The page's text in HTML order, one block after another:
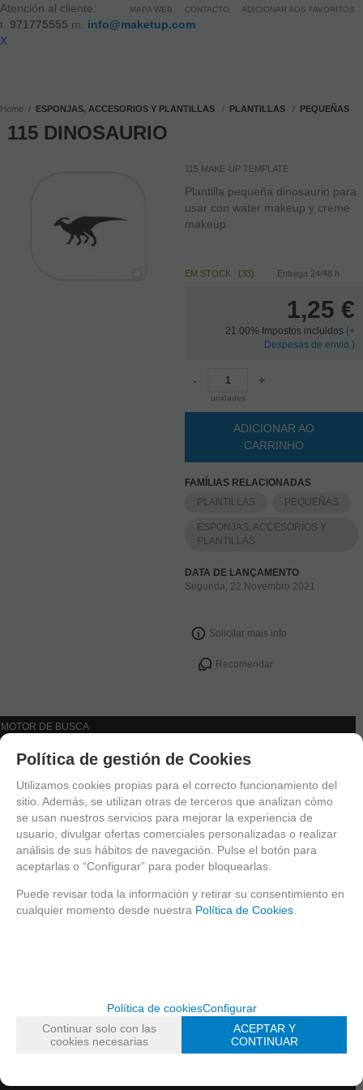
Atención al cliente:
t. 971775555 m.
info@maketup.com
X
MAPA WEB CONTACTO ADICIONAR AOS FAVORITOS
Home ESPONJAS, ACCESORIOS Y PLANTILLAS PLANTILLAS PEQUEÑAS
115 DINOSAURIO
115 MAKE-UP TEMPLATE
Plantilla pequeña dinosaurio para
usar con water makeup y creme
makeup.
EM STOCK (33) Entrega 24/48 h
1,25 €
21.00% Impostos incluidos (+
Despesas de envio )
-
unidades
+
ADICIONAR AO
CARRINHO
FAMÍLIAS RELACIONADAS
PLANTILLAS
PEQUEÑAS
ESPONJAS, ACCESORIOS Y
PLANTILLAS
DATA DE LANÇAMENTO
Segunda, 22 Novembro 2021
Solicitar mais info
Recomendar
MOTOR DE BUSCA
CATÁLOGO
EFECTOS
EXPOSITORES
CURSOS
FANTASIA
BELLEZA
ESPONJAS, ACCESORIOS Y PLANTILLAS
PEGATINAS TATTOOS
PINCELES /MANTAS
LIQUIDACIÓN
TIPOS DE PRODUTO
Política de gestión de Cookies
Utilizamos cookies propias para el correcto funcionamiento del
sitio. Además, se utilizan otras de terceros que analizan cómo
se usan nuestros servicios para mejorar la experiencia de
usuario, divulgar ofertas comerciales personalizadas o realizar
análisis de sus hábitos de navegación. Pulse el botón para
aceptarlas o “Configurar” para poder bloquearlas.
Puede revisar toda la información y retirar su consentimiento en
cualquier momento desde nuestra Política de Cookies
Política de cookiesConfigurar
Continuar solo con las
cookies necesarias
ACEPTAR Y
CONTINUAR